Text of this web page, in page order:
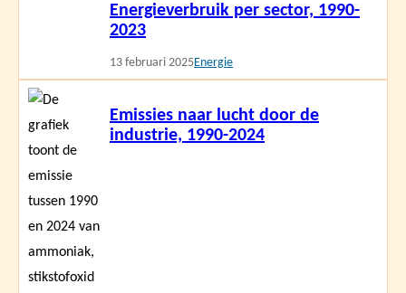
Energieverbruik per sector, 1990-
2023
13 februari 2025Energie
Emissies naar lucht door de
industrie, 1990-2024
Lees
meer